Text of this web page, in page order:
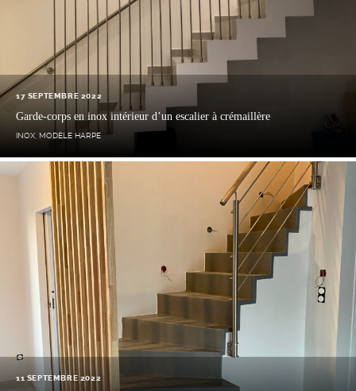
17 SEPTEMBRE 2022
Garde-corps en inox intérieur d’un escalier à crémaillère
INOX MODÈLE HARPE
11 SEPTEMBRE 2022